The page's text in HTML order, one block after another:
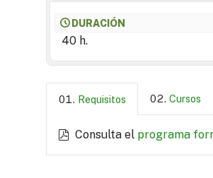
DURACIÓN
40 h.
Requisitos Cursos
Consulta el programa